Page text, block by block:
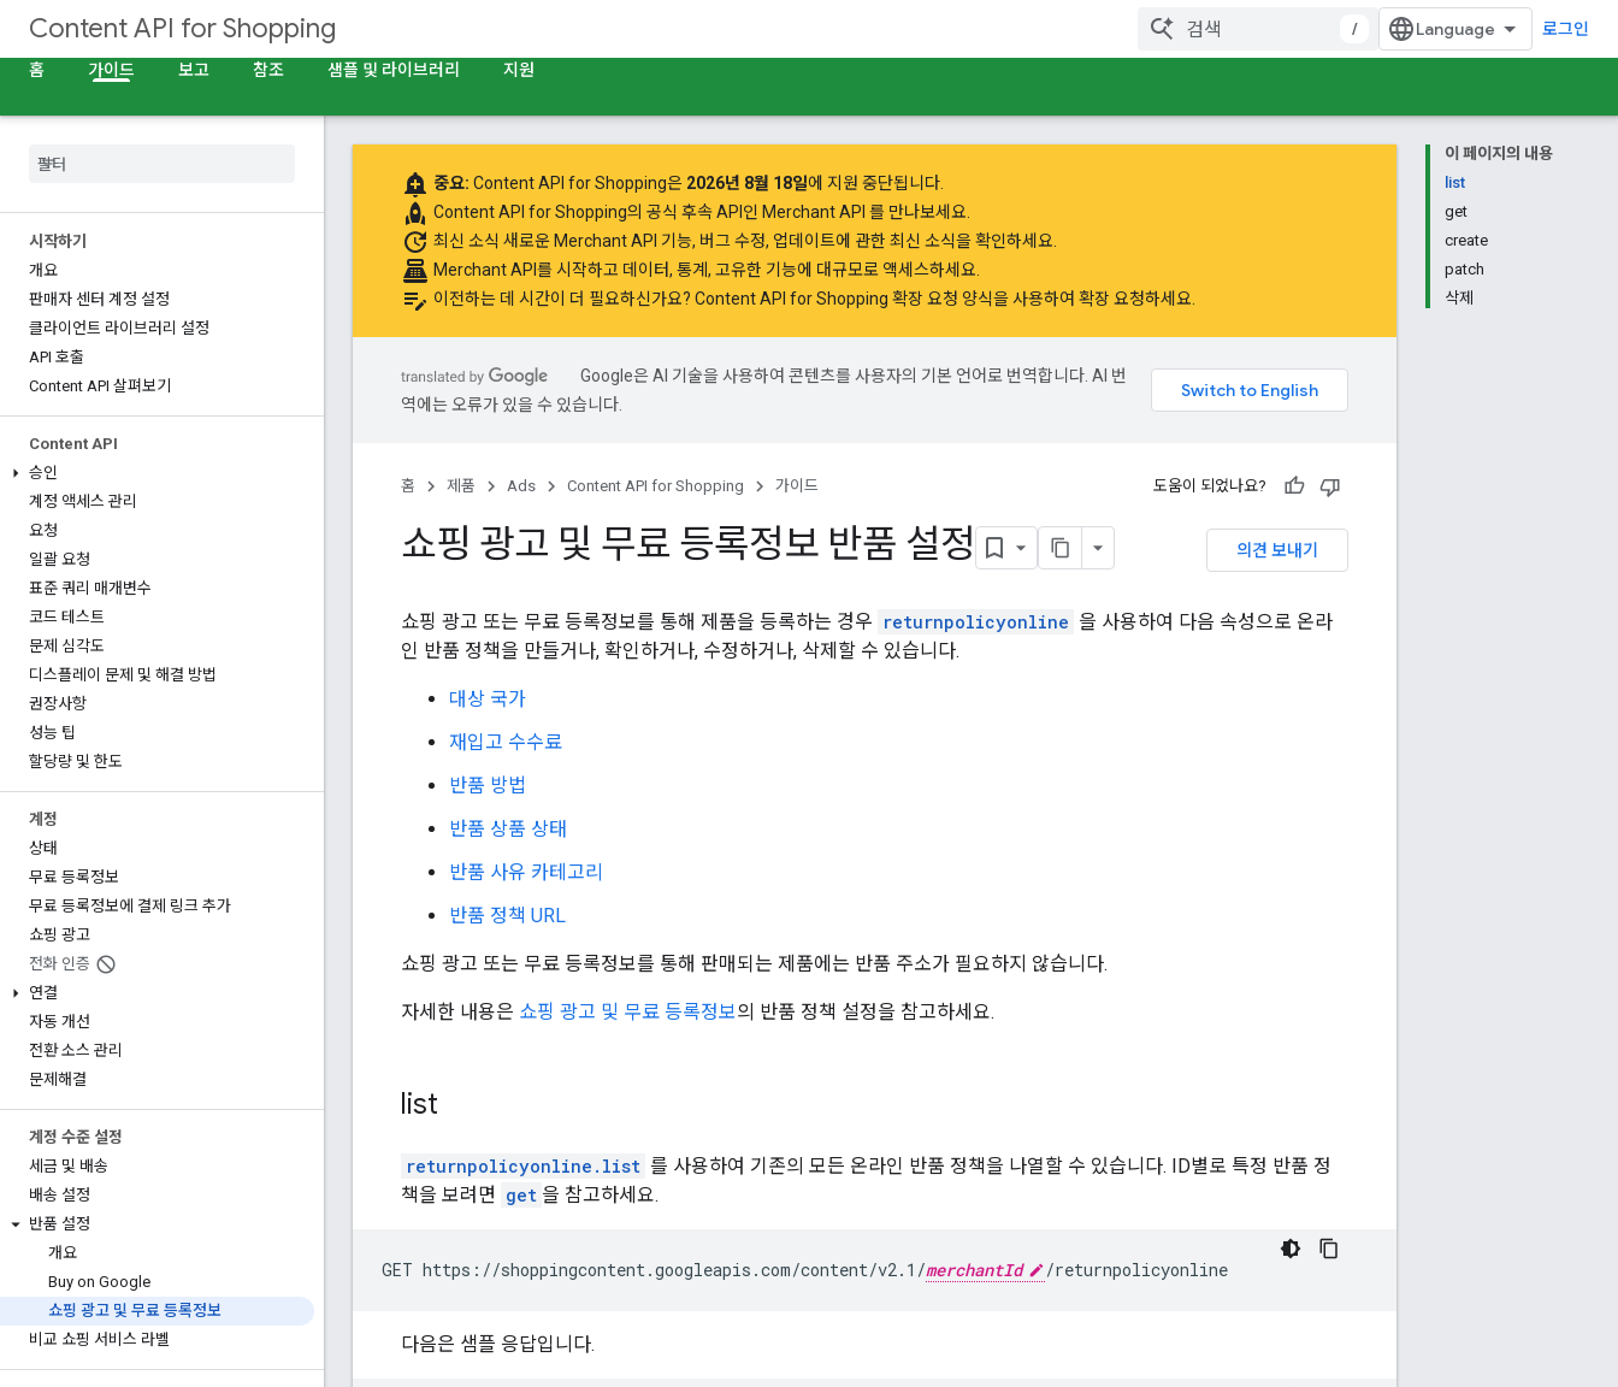
Content API for Shopping / 로그인
홈 가이드 보고 참조 샘플 및 라이브러리 지원
시작하기
개요
판매자 센터 계정 설정
클라이언트 라이브러리 설정
API 호출
Content API 살펴보기
Content API
승인
계정 액세스 관리
요청
일괄 요청
표준 쿼리 매개변수
코드 테스트
문제 심각도
디스플레이 문제 및 해결 방법
권장사항
성능 팁
할당량 및 한도
계정
상태
무료 등록정보
무료 등록정보에 결제 링크 추가
쇼핑 광고
전화 인증
연결
자동 개선
전환 소스 관리
문제해결
계정 수준 설정
세금 및 배송
배송 설정
반품 설정
개요
Buy on Google
쇼핑 광고 및 무료 등록정보
비교 쇼핑 서비스 라벨
이 페이지의 내용
list
get
create
patch
삭제
add_alert 중요: Content API for Shopping은 2026년 8월 18일에 지원 중단됩니다.
rocket Content API for Shopping의 공식 후속 API인 Merchant API 를 만나보세요.
update 최신 소식 새로운 Merchant API 기능, 버그 수정, 업데이트에 관한 최신 소식을 확인하세요.
point_of_sale Merchant API를 시작하고 데이터, 통계, 고유한 기능에 대규모로 액세스하세요.
edit_note 이전하는 데 시간이 더 필요하신가요? Content API for Shopping 확장 요청 양식을 사용하여 확장 요청하세요
Google은 AI 기술을 사용하여 콘텐츠를 사용자의 기본 언어로 번역합니다. AI 번
역에는 오류가 있을 수 있습니다.
홈 제품 Ads Content API for Shopping 가이드 도움이 되었나요?
의견 보내기
쇼핑 광고 및 무료 등록정보 반품 설정
쇼핑 광고 또는 무료 등록정보를 통해 제품을 등록하는 경우 returnpolicyonline 을 사용하여 다음 속성으로 온라
인 반품 정책을 만들거나, 확인하거나, 수정하거나, 삭제할 수 있습니다.
대상 국가
재입고 수수료
반품 방법
반품 상품 상태
반품 사유 카테고리
반품 정책 URL
쇼핑 광고 또는 무료 등록정보를 통해 판매되는 제품에는 반품 주소가 필요하지 않습니다.
자세한 내용은 쇼핑 광고 및 무료 등록정보의 반품 정책 설정을 참고하세요.
list
returnpolicyonline.list 를 사용하여 기존의 모든 온라인 반품 정책을 나열할 수 있습니다. ID별로 특정 반품 정
책을 보려면 get 을 참고하세요.
GET https://shoppingcontent.googleapis.com/content/v2.1/merchantId
다음은 샘플 응답입니다.